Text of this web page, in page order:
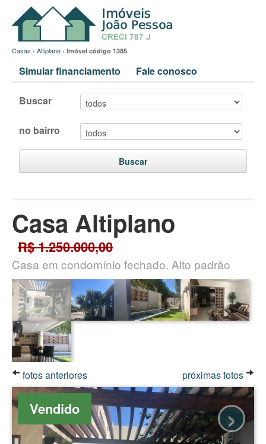
Casas › Altiplano › Imóvel código 1385
Simular financiamento Fale conosco
Buscar
no bairro
Buscar
Casa Altiplano
R$ 1.250.000,00
Casa em condomínio fechado. Alto padrão
fotos anteriores próximas fotos
›
Vendido